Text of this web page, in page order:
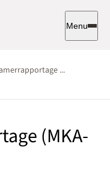
Menu
...
(MKA-